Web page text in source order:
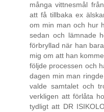
många vittnesmål
att få tillbaka ex
om min man och hur
sedan och lämnade
förbryllad när han
mig om att han
följde processen och
dagen min man
valde samtalet och
verkligen att förlåta
tydligt att DR